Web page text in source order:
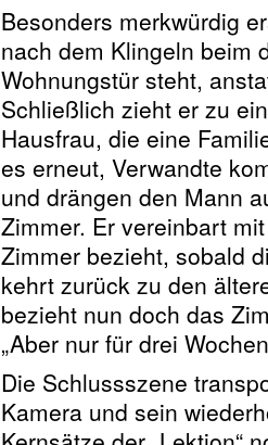
Besonders merkwürdig
nach dem Klingeln beim
Wohnungstür steht,
Schließlich zieht er zu
Hausfrau, die eine
es erneut, Verwandte
und drängen den Mann
Zimmer. Er vereinbart
Zimmer bezieht, sobald
kehrt zurück zu den
bezieht nun doch das
„Aber nur für drei
Die Schlussszene
Kamera und sein